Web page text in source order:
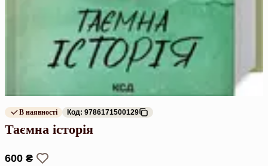
В наявності Код: 9786171500129
Таємна історія
600 ₴